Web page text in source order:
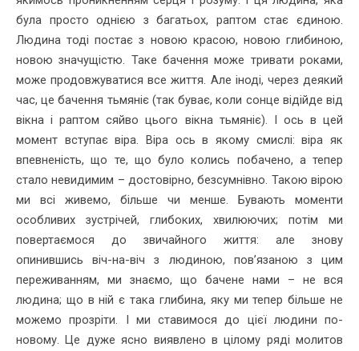
була просто однією з багатьох, раптом стає єдиною.
Людина тоді постає з новою красою, новою глибиною,
новою значущістю. Таке бачення може тривати роками,
може продовжуватися все життя. Але іноді, через деякий
час, це бачення тьмяніє (так буває, коли сонце відійде від
вікна і раптом сяйво цього вікна тьмяніє). І ось в цей
момент вступає віра. Віра ось в якому смислі: віра як
впевненість, що те, що було колись побачено, а тепер
стало невидимим – достовірно, безсумнівно. Такою вірою
ми всі живемо, більше чи менше. Бувають моменти
особливих зустрічей, глибоких, хвилюючих; потім ми
повертаємося до звичайного життя: але знову
опинившись віч-на-віч з людиною, пов’язаною з цим
переживанням, ми знаємо, що бачене нами – не вся
людина; що в ній є така глибина, яку ми тепер більше не
можемо прозріти. І ми ставимося до цієї людини по-
новому. Це дуже ясно виявлено в цілому ряді молитов